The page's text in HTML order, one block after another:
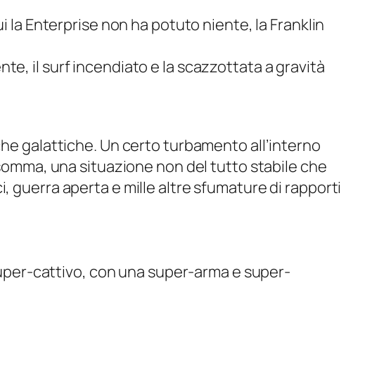
Enterprise non ha potuto niente, la Franklin
il surf incendiato e la scazzottata a gravità
galattiche. Un certo turbamento all’interno
una situazione non del tutto stabile che
aperta e mille altre sfumature di rapporti
cattivo, con una super-arma e super-